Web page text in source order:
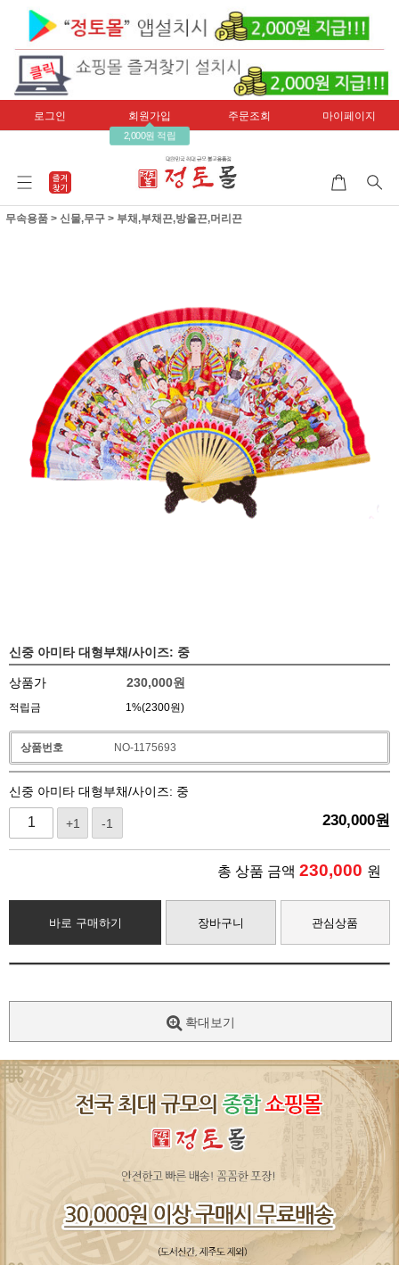
로그인 회원가입
2,000원 적립
주문조회 마이페이지
무속용품 > 신물,무구 > 부채,부채끈,방울끈,머리끈
신중 아미타 대형부채/사이즈: 중
상품가 230,000원
적립금 1%(2300원)
상품번호 NO-1175693
신중 아미타 대형부채/사이즈: 중
+1 -1 230,000원
총 상품 금액 230,000 원
바로 구매하기 장바구니 관심상품
확대보기